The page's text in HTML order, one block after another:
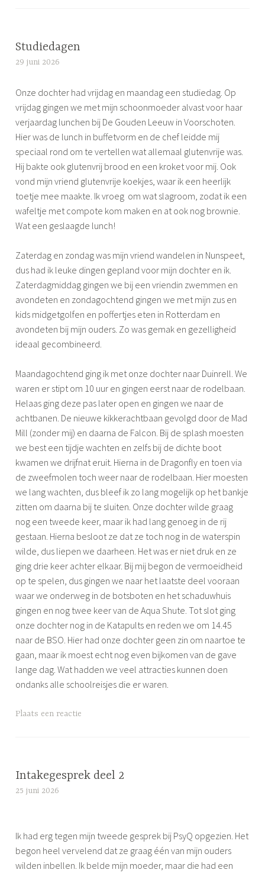
g
g
d
d
a
g
j
e
u
i
t
,
o
c
h
t
e
r
Studiedagen
29 juni 2026
m
o
n
e
Onze dochter had vrijdag en maandag een studiedag. Op
vrijdag gingen we met mijn schoonmoeder alvast voor haar
verjaardag lunchen bij De Gouden Leeuw in Voorschoten.
Hier was de lunch in buffetvorm en de chef leidde mij
speciaal rond om te vertellen wat allemaal glutenvrije was.
Hij bakte ook glutenvrij brood en een kroket voor mij. Ook
vond mijn vriend glutenvrije koekjes, waar ik een heerlijk
toetje mee maakte. Ik vroeg om wat slagroom, zodat ik een
wafeltje met compote kom maken en at ook nog brownie.
Wat een geslaagde lunch!
Zaterdag en zondag was mijn vriend wandelen in Nunspeet,
dus had ik leuke dingen gepland voor mijn dochter en ik.
Zaterdagmiddag gingen we bij een vriendin zwemmen en
avondeten en zondagochtend gingen we met mijn zus en
kids midgetgolfen en poffertjes eten in Rotterdam en
avondeten bij mijn ouders. Zo was gemak en gezelligheid
ideaal gecombineerd.
Maandagochtend ging ik met onze dochter naar Duinrell. We
waren er stipt om 10 uur en gingen eerst naar de rodelbaan.
Helaas ging deze pas later open en gingen we naar de
achtbanen. De nieuwe kikkerachtbaan gevolgd door de Mad
Mill (zonder mij) en daarna de Falcon. Bij de splash moesten
we best een tijdje wachten en zelfs bij de dichte boot
kwamen we drijfnat eruit. Hierna in de Dragonfly en toen via
de zweefmolen toch weer naar de rodelbaan. Hier moesten
we lang wachten, dus bleef ik zo lang mogelijk op het bankje
zitten om daarna bij te sluiten. Onze dochter wilde graag
nog een tweede keer, maar ik had lang genoeg in de rij
gestaan. Hierna besloot ze dat ze toch nog in de waterspin
wilde, dus liepen we daarheen. Het was er niet druk en ze
ging drie keer achter elkaar. Bij mij begon de vermoeidheid
op te spelen, dus gingen we naar het laatste deel vooraan
waar we onderweg in de botsboten en het schaduwhuis
gingen en nog twee keer van de Aqua Shute. Tot slot ging
onze dochter nog in de Katapults en reden we om 14.45
naar de BSO. Hier had onze dochter geen zin om naartoe te
gaan, maar ik moest echt nog even bijkomen van de gave
lange dag. Wat hadden we veel attracties kunnen doen
ondanks alle schoolreisjes die er waren.
G
g
g
d
a
Plaats een reactie
Intakegesprek deel 2
25 juni 2026
o
n
e
Ik had erg tegen mijn tweede gesprek bij PsyQ opgezien. Het
begon heel vervelend dat ze graag één van mijn ouders
wilden inbellen. Ik belde mijn moeder, maar die had een